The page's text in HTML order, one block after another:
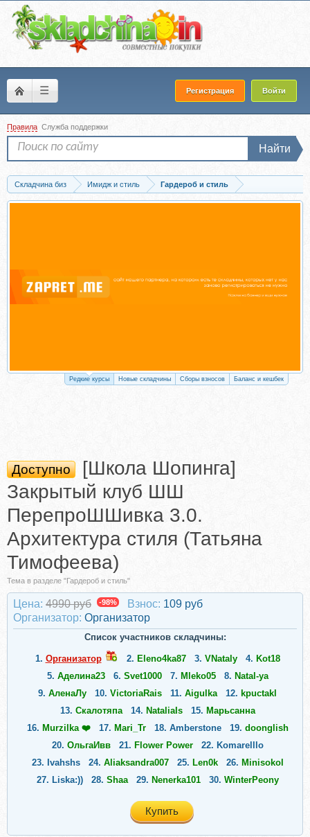
☰ Регистрация Войти
Правила Служба поддержки
Найти
Складчина биз Имидж и стиль
Гардероб и стиль
Скачать [Школа Шопинга] Закрытый клуб ШШ ПерепроШШивка 3.0.
Редкие курсы Новые складчины Сборы взносов Баланс и кешбек
Доступно
[Школа Шопинга]
Закрытый клуб ШШ
ПерепроШШивка 3.0.
Архитектура стиля (Татьяна
Тимофеева)
Тема в разделе "Гардероб и стиль"
Цена: 4990 руб -98% Взнос: 109 руб
Организатор: Организатор
Список участников складчины:
1. Организатор 2. Eleno4ka87 3. VNataly 4. Kot18
5. Аделина23 6. Svet1000 7. Mleko05 8. Natal-ya
9. АленаЛу 10. VictoriaRais 11. Aigulka 12. kpuctakl
13. Скалотяпа 14. NataliaIs 15. Марьсанна
16. Murzilka ❤️ 17. Mari_Tr 18. Amberstone 19. doonglish
20. ОльгаИвв 21. Flower Power 22. Komarelllo
23. Ivahshs 24. Aliaksandra007 25. Len0k 26. Minisokol
27. Liska:)) 28. Shaa 29. Nenerka101 30. WinterPeony
Peekaboo 36.Irina1984
Купить